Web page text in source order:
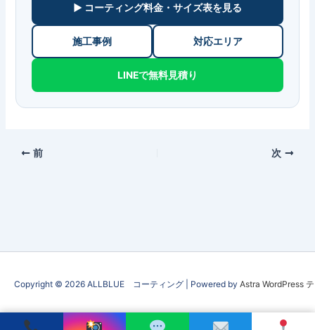
▶ コーティング料金・サイズ表を見る
施工事例 対応エリア
LINEで無料見積り
前 次
Copyright © 2026 ALLBLUE コーティング | Powered by Astra WordPress